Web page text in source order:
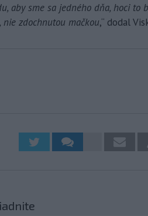
aby sme sa jedného dňa, hoci
nie zdochnutou mačkou,“ dodal